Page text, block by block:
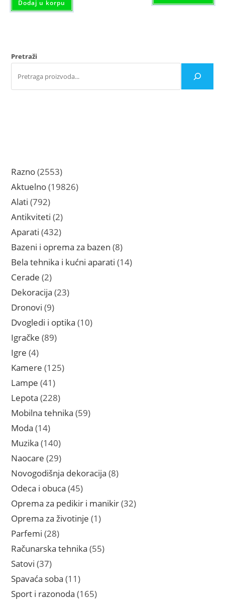
Dodaj u korpu
Pretraži
Razno 25532553
proizvoda
Aktuelno 1982619826
Alati 792792
proizvoda
Antikviteti 22
proizvoda
Aparati 432432
proizvoda
Bazeni i oprema za bazen 88
proizvoda
Bela tehnika i kućni aparati 1414
Cerade 22
proizvoda
Dekoracija 2323
Dronovi 99
proizvoda
Dvogledi i optika 1010
Igračke 8989
Igre 44
proizvoda
Kamere 125125
Lampe 4141
proizvod
Lepota 228228
proizvoda
Mobilna tehnika 5959
Moda 1414
proizvoda
Muzika 140140
proizvoda
Naocare 2929
proizvoda
Novogodišnja dekoracija 88
Odeca i obuca 4545
proizvoda
Oprema za pedikir i manikir 3232
Oprema za životinje 11
Parfemi 2828
proizvoda
Računarska tehnika 5555
Satovi 3737
proizvoda
Spavaća soba 1111
proizvoda
Sport i razonoda 165165